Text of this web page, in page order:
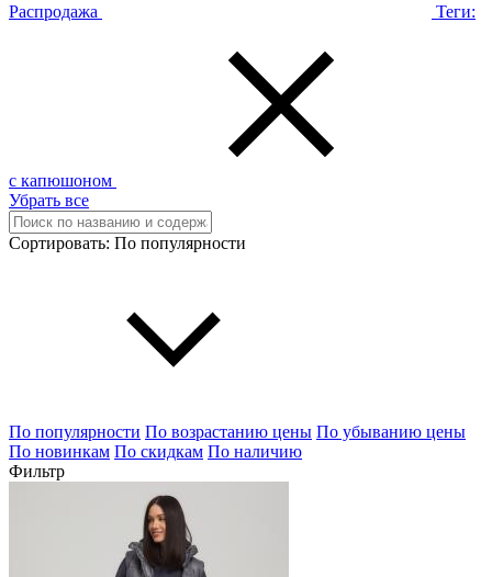
Распродажа Теги:
с капюшоном
Убрать все
Сортировать: По популярности
По популярности По возрастанию цены По убыванию цены
По новинкам По скидкам По наличию
Фильтр